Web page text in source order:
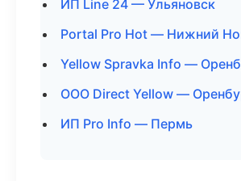
ИП Line 24 — Ульяновск
Portal Pro Hot — Нижний
Yellow Spravka Info —
ООО Direct Yellow —
ИП Pro Info — Пермь